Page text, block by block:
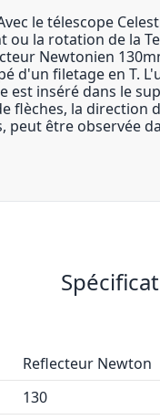
le télescope
la rotation de la
Newtonien
d'un filetage en T.
inséré dans le
flèches, la
peut être observée
Reflecteur Newton
130